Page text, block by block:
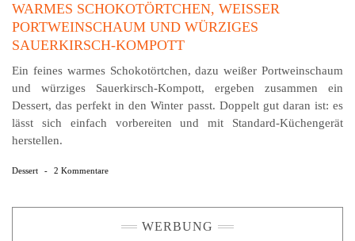
WARMES SCHOKOTÖRTCHEN, WEISSER P
ORTWEINSCHAUM UND WÜRZIGES S
AUERKIRSCH-KOMPOTT
Ein feines warmes Schokotörtchen, dazu weißer Portweinschaum
und würziges Sauerkirsch-Kompott, ergeben zusammen ein
Dessert, das perfekt in den Winter passt. Doppelt gut daran ist: es
lässt sich einfach vorbereiten und mit Standard-Küchengerät
herstellen.
Dessert - 2 Kommentare
WERBUNG